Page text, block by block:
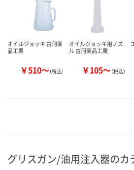
オイルジョッキ 古河薬
品工業
￥510～（税込）
オイルジョッキ用ノズ
ル 古河薬品工業
￥105～（税込）
グリスガン/油用注入器のカ